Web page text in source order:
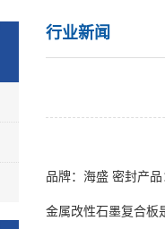
行业新闻
品牌：海盛 密封产品
金属改性石墨复合板